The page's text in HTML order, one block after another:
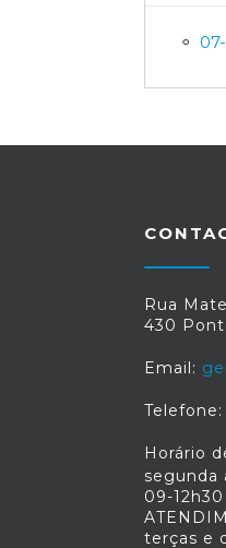
Rua
430
Email:
Horário
segunda
09-
terças e